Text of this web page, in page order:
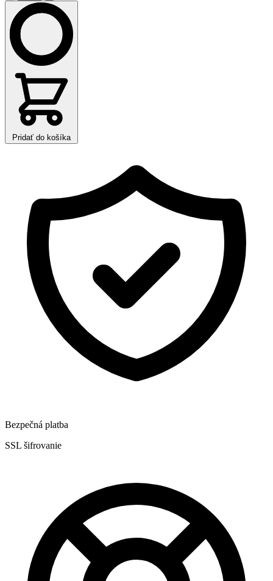
Pridať do košíka
Bezpečná platba
SSL šifrovanie